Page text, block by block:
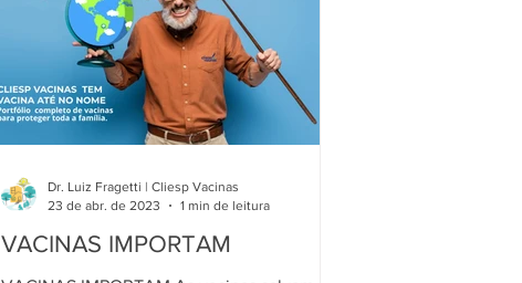
VACINAS IMPORTAM
Dr. Luiz Fragetti | Cliesp Vacinas
23 de abr. de 2023
1 min de leitura